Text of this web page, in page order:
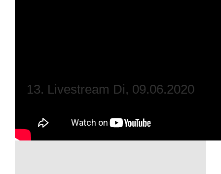
13. Livestream Di, 09.06.2020